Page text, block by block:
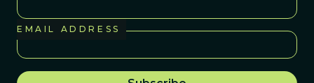
EMAIL ADDRESS